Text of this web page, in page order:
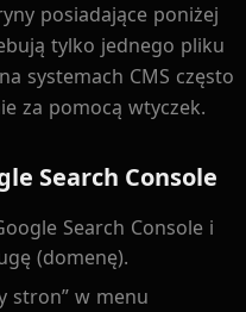
posiadające poniżej
tylko jednego pliku
systemach CMS często
za pomocą wtyczek.
Search Console
Search Console i
(domenę).
stron” w menu